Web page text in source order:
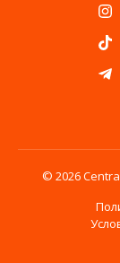
© 2026